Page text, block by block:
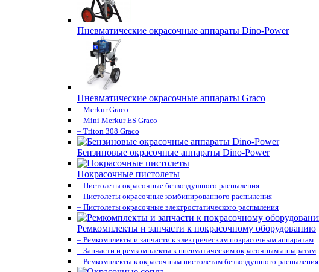
Пневматические окрасочные аппараты Dino-Power
Пневматические окрасочные аппараты Graco
– Merkur Graco
– Mini Merkur ES Graco
– Triton 308 Graco
Бензиновые окрасочные аппараты Dino-Power
Покрасочные пистолеты
– Пистолеты окрасочные безвоздушного распыления
– Пистолеты окрасочные комбинированного распыления
– Пистолеты окрасочные электростатического распыления
Ремкомплекты и запчасти к покрасочному оборудованию
– Ремкомплекты и запчасти к электрическим покрасочным аппаратам
– Запчасти и ремкомплекты к пневматическим окрасочным аппаратам
– Ремкомплекты к окрасочным пистолетам безвоздушного распыления